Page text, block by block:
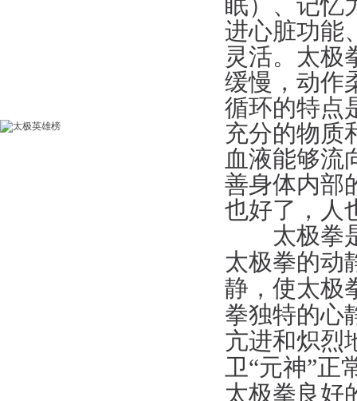
眠）、记忆
进心脏功能
灵活。太极
缓慢，动作
循环的特点
充分的物质
血液能够流
善身体内部
也好了，人
太极拳是
太极拳的动
静，使太极
拳独特的心
亢进和炽烈
卫“元神”正
太极拳良好